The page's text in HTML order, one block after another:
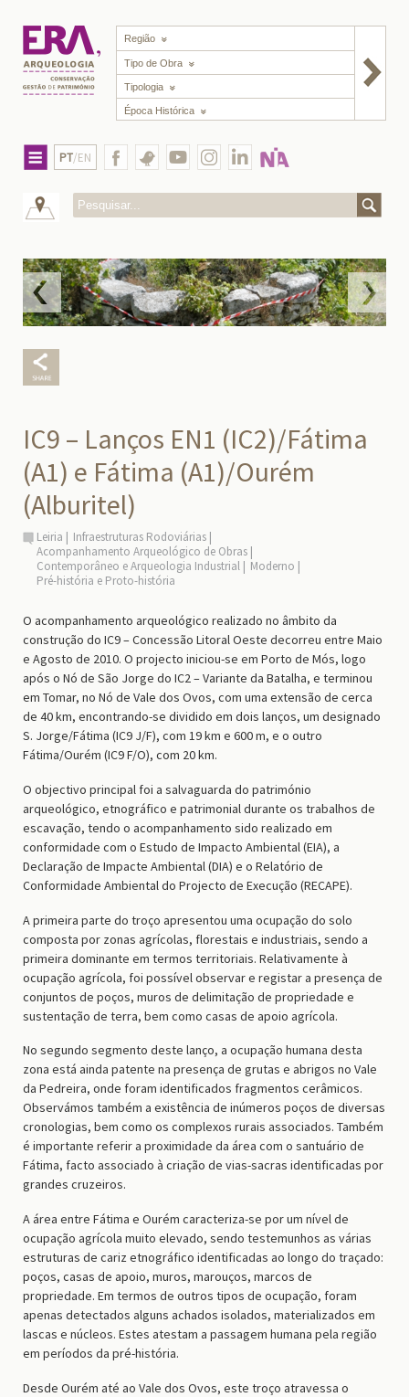
Região
Tipo de Obra
Tipologia
Época Histórica
PT/EN
IC9 – Lanços EN1 (IC2)/Fátima
(A1) e Fátima (A1)/Ourém
(Alburitel)
Leiria
Infraestruturas Rodoviárias
Acompanhamento Arqueológico de Obras
Contemporâneo e Arqueologia Industrial
Moderno
Pré-história e Proto-história
O acompanhamento arqueológico realizado no âmbito da
construção do IC9 – Concessão Litoral Oeste decorreu entre Maio
e Agosto de 2010. O projecto iniciou-se em Porto de Mós, logo
após o Nó de São Jorge do IC2 – Variante da Batalha, e terminou
em Tomar, no Nó de Vale dos Ovos, com uma extensão de cerca
de 40 km, encontrando-se dividido em dois lanços, um designado
S. Jorge/Fátima (IC9 J/F), com 19 km e 600 m, e o outro
Fátima/Ourém (IC9 F/O), com 20 km.
O objectivo principal foi a salvaguarda do património
arqueológico, etnográfico e patrimonial durante os trabalhos de
escavação, tendo o acompanhamento sido realizado em
conformidade com o Estudo de Impacto Ambiental (EIA), a
Declaração de Impacte Ambiental (DIA) e o Relatório de
Conformidade Ambiental do Projecto de Execução (RECAPE).
A primeira parte do troço apresentou uma ocupação do solo
composta por zonas agrícolas, florestais e industriais, sendo a
primeira dominante em termos territoriais. Relativamente à
ocupação agrícola, foi possível observar e registar a presença de
conjuntos de poços, muros de delimitação de propriedade e
sustentação de terra, bem como casas de apoio agrícola.
No segundo segmento deste lanço, a ocupação humana desta
zona está ainda patente na presença de grutas e abrigos no Vale
da Pedreira, onde foram identificados fragmentos cerâmicos.
Observámos também a existência de inúmeros poços de diversas
cronologias, bem como os complexos rurais associados. Também
é importante referir a proximidade da área com o santuário de
Fátima, facto associado à criação de vias-sacras identificadas por
grandes cruzeiros.
A área entre Fátima e Ourém caracteriza-se por um nível de
ocupação agrícola muito elevado, sendo testemunhos as várias
estruturas de cariz etnográfico identificadas ao longo do traçado:
poços, casas de apoio, muros, marouços, marcos de
propriedade. Em termos de outros tipos de ocupação, foram
apenas detectados alguns achados isolados, materializados em
lascas e núcleos. Estes atestam a passagem humana pela região
em períodos da pré-história.
Desde Ourém até ao Vale dos Ovos, este troço atravessa o